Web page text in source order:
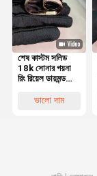
শেষ কাস্টম সলিড
18k সোনার গয়না
রিং রিয়েল ডায়মন্ড
ভালো দাম